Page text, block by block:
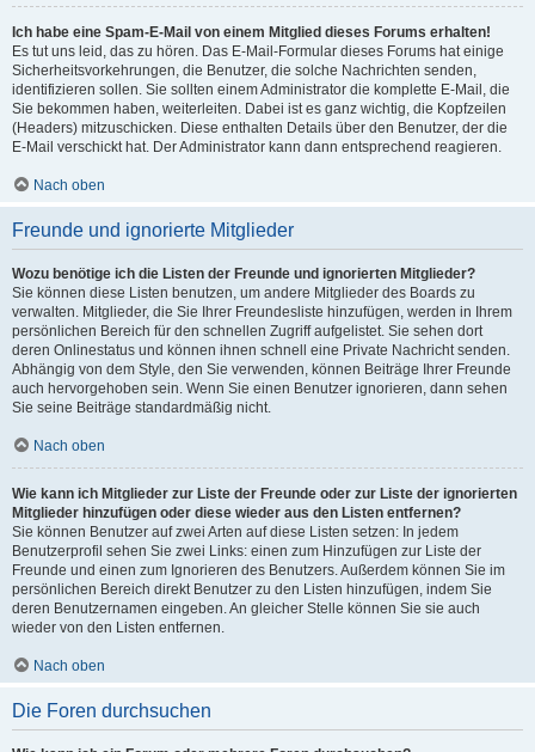
Ich habe eine Spam-E-Mail von einem Mitglied dieses Forums erhalten!
Es tut uns leid, das zu hören. Das E-Mail-Formular dieses Forums hat einige
Sicherheitsvorkehrungen, die Benutzer, die solche Nachrichten senden,
identifizieren sollen. Sie sollten einem Administrator die komplette E-Mail, die
Sie bekommen haben, weiterleiten. Dabei ist es ganz wichtig, die Kopfzeilen
(Headers) mitzuschicken. Diese enthalten Details über den Benutzer, der die
E-Mail verschickt hat. Der Administrator kann dann entsprechend reagieren.
Nach oben
Freunde und ignorierte Mitglieder
Wozu benötige ich die Listen der Freunde und ignorierten Mitglieder?
Sie können diese Listen benutzen, um andere Mitglieder des Boards zu
verwalten. Mitglieder, die Sie Ihrer Freundesliste hinzufügen, werden in Ihrem
persönlichen Bereich für den schnellen Zugriff aufgelistet. Sie sehen dort
deren Onlinestatus und können ihnen schnell eine Private Nachricht senden.
Abhängig von dem Style, den Sie verwenden, können Beiträge Ihrer Freunde
auch hervorgehoben sein. Wenn Sie einen Benutzer ignorieren, dann sehen
Sie seine Beiträge standardmäßig nicht.
Nach oben
Wie kann ich Mitglieder zur Liste der Freunde oder zur Liste der ignorierten
Mitglieder hinzufügen oder diese wieder aus den Listen entfernen?
Sie können Benutzer auf zwei Arten auf diese Listen setzen: In jedem
Benutzerprofil sehen Sie zwei Links: einen zum Hinzufügen zur Liste der
Freunde und einen zum Ignorieren des Benutzers. Außerdem können Sie im
persönlichen Bereich direkt Benutzer zu den Listen hinzufügen, indem Sie
deren Benutzernamen eingeben. An gleicher Stelle können Sie sie auch
wieder von den Listen entfernen.
Nach oben
Die Foren durchsuchen